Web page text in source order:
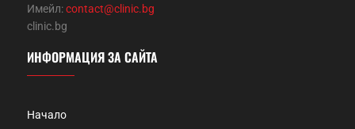
Имейл:contact@clinic.bg
clinic.bg
ИНФОРМАЦИЯ ЗА САЙТА
Начало